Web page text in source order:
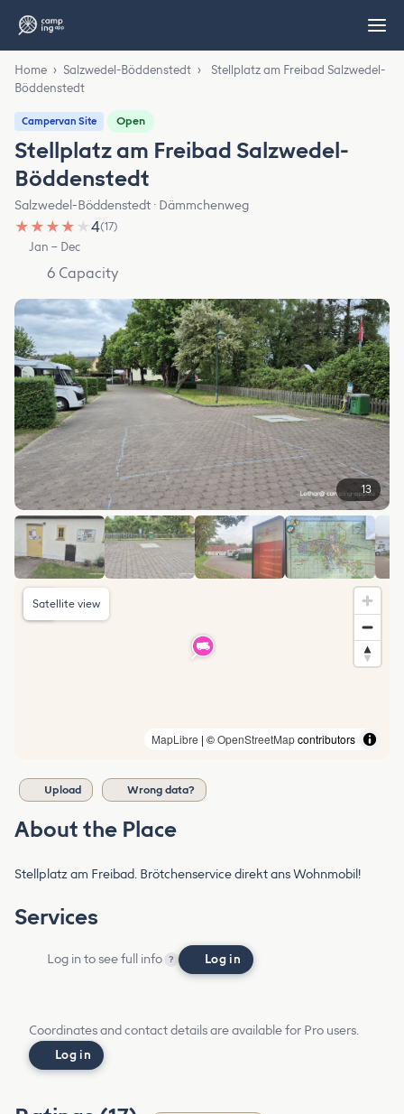
Home › Salzwedel-Böddenstedt ›
Stellplatz am Freibad Salzwedel-
Böddenstedt
Campervan Site Open
Stellplatz am Freibad Salzwedel-
Böddenstedt
Salzwedel-Böddenstedt · Dämmchenweg
★ ★ ★ ★ ★4(17)
Jan – Dec
6 Capacity
13
MapLibre | ©OpenStreetMapcontributors
Satellite view
Upload Wrong data?
About the Place
Stellplatz am Freibad. Brötchenservice direkt ans Wohnmobil!
Services
Log in to see full info ? Log in
Coordinates and contact details are available for Pro users.
Log in